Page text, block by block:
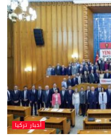
أخبار تركيا